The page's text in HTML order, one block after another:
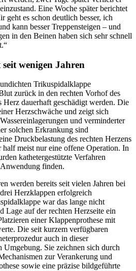
Eine Woche später berichtet
es schon deutlich besser, ich
kann besser Treppensteigen – und
in den Beinen haben sich sehr schnell
wenigen Jahren
Trikuspidalklappe
zurück in den rechten Vorhof des
Herz dauerhaft geschädigt werden. Die
Herzschwäche und zeigt sich
und verminderter
solchen Erkrankung sind
Druckbelastung des rechten Herzens
meist nur eine offene Operation. In
kathetergestützte Verfahren
finden.
werden bereits seit vielen Jahren bei
Herzklappen erfolgreich
war das lange nicht
Lage auf der rechten Herzseite ein
einer Klappenprothese mit
Die seit kurzem verfügbaren
auch in dieser
Umgebung. Sie zeichnen sich durch
zur Verankerung und
sowie eine präzise bildgeführte